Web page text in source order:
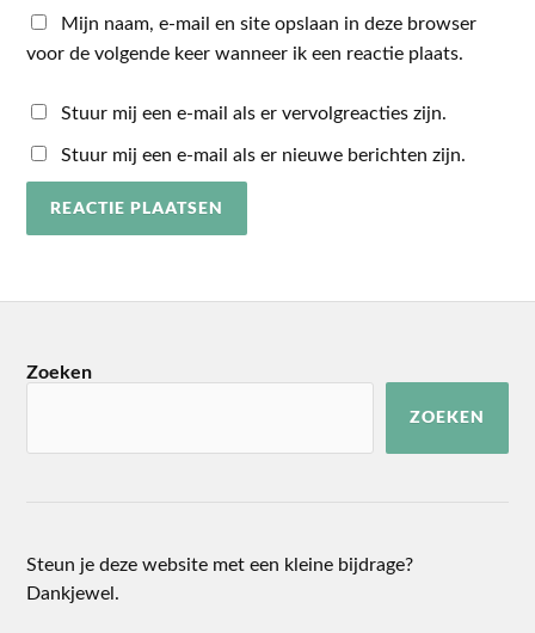
Mijn naam, e-mail en site opslaan in deze browser
voor de volgende keer wanneer ik een reactie plaats.
Stuur mij een e-mail als er vervolgreacties zijn.
Stuur mij een e-mail als er nieuwe berichten zijn.
Zoeken
ZOEKEN
Steun je deze website met een kleine bijdrage?
Dankjewel.